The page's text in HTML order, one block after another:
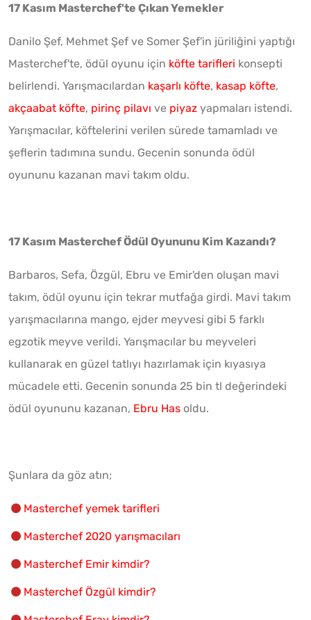
17 Kasım Masterchef'te Çıkan Yemekler
Danilo Şef, Mehmet Şef ve Somer Şef'in jüriliğini yaptığı
Masterchef'te, ödül oyunu için köfte tarifleri konsepti
belirlendi. Yarışmacılardan kaşarlı köfte, kasap köfte,
akçaabat köfte, pirinç pilavı ve piyaz yapmaları istendi.
Yarışmacılar, köftelerini verilen sürede tamamladı ve
şeflerin tadımına sundu. Gecenin sonunda ödül
oyununu kazanan mavi takım oldu.
17 Kasım Masterchef Ödül Oyununu Kim Kazandı?
Barbaros, Sefa, Özgül, Ebru ve Emir'den oluşan mavi
takım, ödül oyunu için tekrar mutfağa girdi. Mavi takım
yarışmacılarına mango, ejder meyvesi gibi 5 farklı
egzotik meyve verildi. Yarışmacılar bu meyveleri
kullanarak en güzel tatlıyı hazırlamak için kıyasıya
mücadele etti. Gecenin sonunda 25 bin tl değerindeki
ödül oyununu kazanan, Ebru Has oldu.
Şunlara da göz atın;
Masterchef yemek tarifleri
Masterchef 2020 yarışmacıları
Masterchef Emir kimdir?
Masterchef Özgül kimdir?